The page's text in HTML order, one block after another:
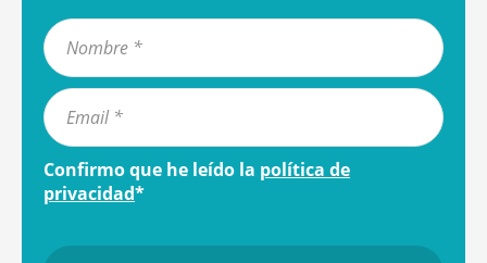
Confirmo que he leído la política de
privacidad*